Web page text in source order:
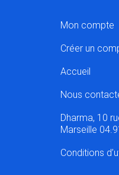
Mon compte
Créer un
Accueil
Nous
Dharma, 10
Marseille
Conditions